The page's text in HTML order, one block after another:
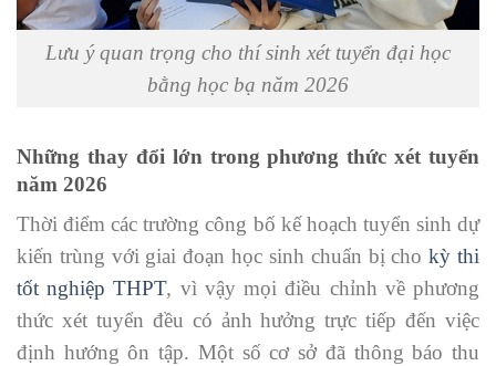
Lưu ý quan trọng cho thí sinh xét tuyển đại học
bằng học bạ năm 2026
Những thay đổi lớn trong phương thức xét tuyển
năm 2026
Thời điểm các trường công bố kế hoạch tuyển sinh dự
kiến trùng với giai đoạn học sinh chuẩn bị chokỳ thi
tốt nghiệp THPT, vì vậy mọi điều chỉnh về phương
thức xét tuyển đều có ảnh hưởng trực tiếp đến việc
định hướng ôn tập. Một số cơ sở đã thông báo thu